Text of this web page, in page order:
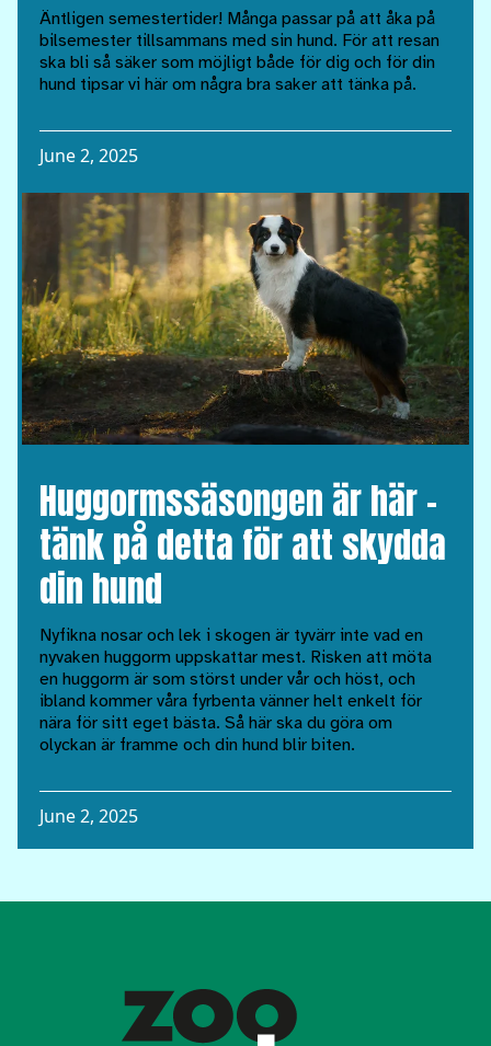
Äntligen semestertider! Många passar på att åka på
bilsemester tillsammans med sin hund. För att resan
ska bli så säker som möjligt både för dig och för din
hund tipsar vi här om några bra saker att tänka på.
June 2, 2025
Huggormssäsongen är här –
tänk på detta för att skydda
din hund
Nyfikna nosar och lek i skogen är tyvärr inte vad en
nyvaken huggorm uppskattar mest. Risken att möta
en huggorm är som störst under vår och höst, och
ibland kommer våra fyrbenta vänner helt enkelt för
nära för sitt eget bästa. Så här ska du göra om
olyckan är framme och din hund blir biten.
June 2, 2025